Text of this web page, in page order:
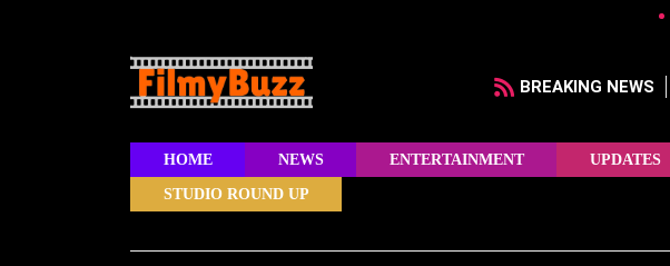
BREAKING NEWS
HOME NEWS ENTERTAINMENT UPDATES
STUDIO ROUND UP